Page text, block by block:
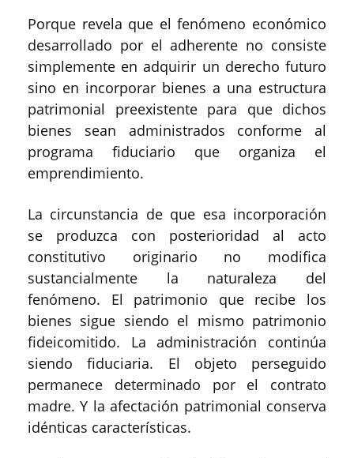
Porque revela que el fenómeno económico
desarrollado por el adherente no consiste
simplemente en adquirir un derecho futuro
sino en incorporar bienes a una estructura
patrimonial preexistente para que dichos
bienes sean administrados conforme al
programa fiduciario que organiza el
emprendimiento.
La circunstancia de que esa incorporación
se produzca con posterioridad al acto
constitutivo originario no modifica
sustancialmente la naturaleza del
fenómeno. El patrimonio que recibe los
bienes sigue siendo el mismo patrimonio
fideicomitido. La administración continúa
siendo fiduciaria. El objeto perseguido
permanece determinado por el contrato
madre. Y la afectación patrimonial conserva
idénticas características.